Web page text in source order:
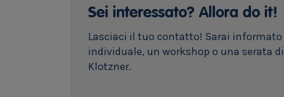
Sei interessato? Allora do it!
Lasciaci il tuo contatto! Sarai
individuale, un workshop o una serata
Klotzner.